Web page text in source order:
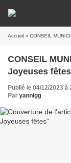
Accueil » CONSEIL
CONSEIL
Joyeuses fêtes
Publié le 04/12/2023 à
Par yannigg